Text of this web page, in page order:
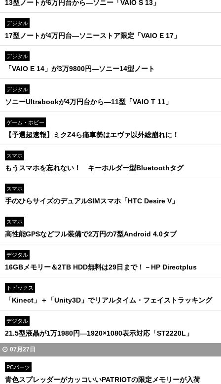
13型ノートが6万円台から―ソニー「VAIO S 13」
デジタル
17型ノートが4万円台―ソニーストア限定「VAIO E 17」
デジタル
「VAIO E 14」が3万9800円―ソニー14型ノート
デジタル
ソニーUltrabookが4万円台から―11型「VAIO T 11」
ゲーム・ホビー
【予選超速報】ミクZ4ら痛車勢はエヴァ以外総崩れに！
スマホ
もうスマホを忘れない！ キーホルダー型Bluetoothタグ
スマホ
手のひらサイズのデュアルSIMスマホ「HTC Desire V」
スマホ
高性能GPSなどフル装備で2万円の7型Android 4.0タブ
デジタル
16GBメモリー＆2TB HDD無料は29日まで！－HP Directplus
トピックス
「Kinect」＋「Unity3D」でリアルタイム・フェイストラッキング
デジタル
21.5型液晶が1万1980円―1920×1080表示対応「ST2220L」
07月27日
PCパーツ
青色スプレッダーがカッコいいPATRIOTの限定メモリーが入荷